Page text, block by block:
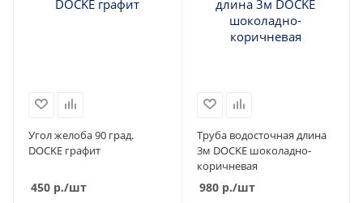
Угол желоба 90 град.
DOCKE графит
450 р./шт
Труба водосточная длина
3м DOCKE шоколадно-
коричневая
980р./шт